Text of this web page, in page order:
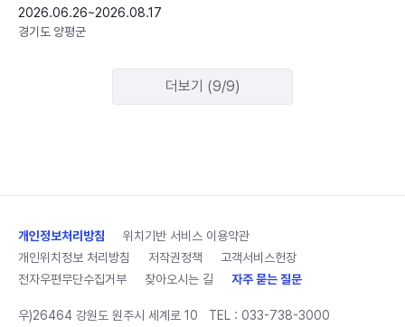
2026.06.26~2026.08.17
경기도 양평군
더보기 (9/9)
개인정보처리방침
위치기반 서비스 이용약관
개인위치정보 처리방침
저작권정책
고객서비스헌장
전자우편무단수집거부
찾아오시는 길 자주 묻는 질문
우)26464 강원도 원주시 세계로 10 TEL : 033-738-3000